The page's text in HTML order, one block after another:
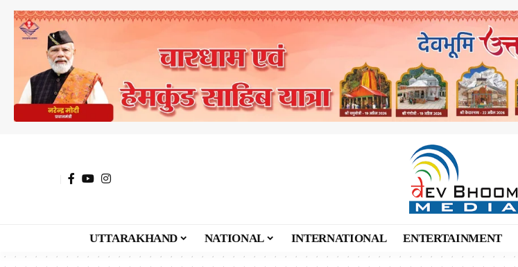
UTTARAKHAND NATIONAL INTERNATIONAL ENTERTAINMENT